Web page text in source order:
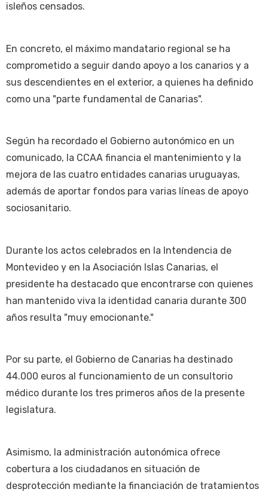
isleños censados.
En concreto, el máximo mandatario regional se ha
comprometido a seguir dando apoyo a los canarios y a
sus descendientes en el exterior, a quienes ha definido
como una "parte fundamental de Canarias".
Según ha recordado el Gobierno autonómico en un
comunicado, la CCAA financia el mantenimiento y la
mejora de las cuatro entidades canarias uruguayas,
además de aportar fondos para varias líneas de apoyo
sociosanitario.
Durante los actos celebrados en la Intendencia de
Montevideo y en la Asociación Islas Canarias, el
presidente ha destacado que encontrarse con quienes
han mantenido viva la identidad canaria durante 300
años resulta "muy emocionante."
Por su parte, el Gobierno de Canarias ha destinado
44.000 euros al funcionamiento de un consultorio
médico durante los tres primeros años de la presente
legislatura.
Asimismo, la administración autonómica ofrece
cobertura a los ciudadanos en situación de
desprotección mediante la financiación de tratamientos